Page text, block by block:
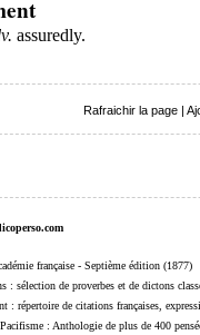
assuredly.
Rafraichir la page
française - Septième édition (1877)
: sélection de proverbes et de dictons
: répertoire de citations françaises,
: Anthologie de plus de 400